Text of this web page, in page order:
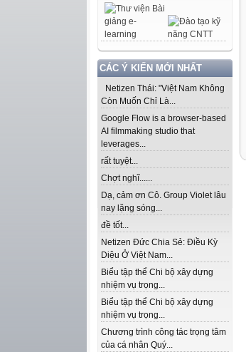
CÁC Ý KIẾN MỚI NHẤT
Netizen Thái: "Việt Nam Không
Còn Muốn Chỉ Là...
Google Flow is a browser-based
AI filmmaking studio that
leverages...
rất tuyệt...
Chợt nghĩ......
Dạ, cảm ơn Cô. Group Violet lâu
nay lặng sóng...
đề tốt...
Netizen Đức Chia Sẻ: Điều Kỳ
Diệu Ở Việt Nam...
Biểu tập thể Chi bộ xây dựng
nhiệm vụ trọng...
Biểu tập thể Chi bộ xây dựng
nhiệm vụ trọng...
Chương trình công tác trọng tâm
của cá nhân Quý...